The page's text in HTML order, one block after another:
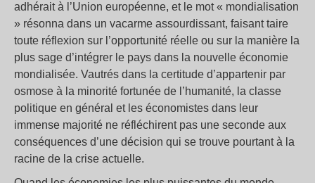
adhérait à l’Union européenne, et le mot « mondialisation
» résonna dans un vacarme assourdissant, faisant taire
toute réflexion sur l’opportunité réelle ou sur la manière la
plus sage d’intégrer le pays dans la nouvelle économie
mondialisée. Vautrés dans la certitude d’appartenir par
osmose à la minorité fortunée de l’humanité, la classe
politique en général et les économistes dans leur
immense majorité ne réfléchirent pas une seconde aux
conséquences d’une décision qui se trouve pourtant à la
racine de la crise actuelle.